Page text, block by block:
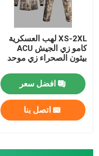
XS-2XL لهب العسكرية
كامو زي الجيش ACU
بيثون الصحراء زي موحد
افضل سعر
اتصل بنا